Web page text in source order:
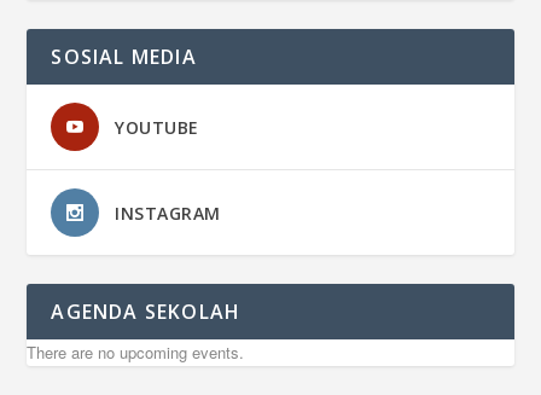
SOSIAL MEDIA
YOUTUBE
INSTAGRAM
AGENDA SEKOLAH
There are no upcoming events.